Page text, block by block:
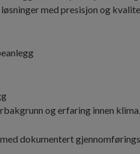
med presisjon og
og erfaring innen
dokumentert